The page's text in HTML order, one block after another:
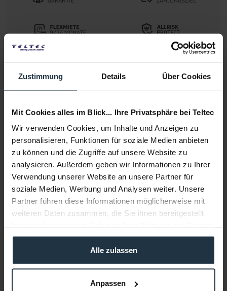
Zustimmung Details Über Cookies
Mit Cookies alles im Blick... Ihre Privatsphäre bei Teltec
Wir verwenden Cookies, um Inhalte und Anzeigen zu
personalisieren, Funktionen für soziale Medien anbieten
zu können und die Zugriffe auf unsere Website zu
analysieren. Außerdem geben wir Informationen zu Ihrer
Verwendung unserer Website an unsere Partner für
soziale Medien, Werbung und Analysen weiter. Unsere
Partner führen diese Informationen möglicherweise mit
weiteren Daten zusammen, die Sie ihnen bereitgestellt
gesammelt haben.
Alle zulassen
Anpassen
In den Warenkorb
Beschreibung
Das Tentacle Sync C24 ist ein Timecode-Adapterkabel von
Tentacle auf Micro-USB für die...mehr